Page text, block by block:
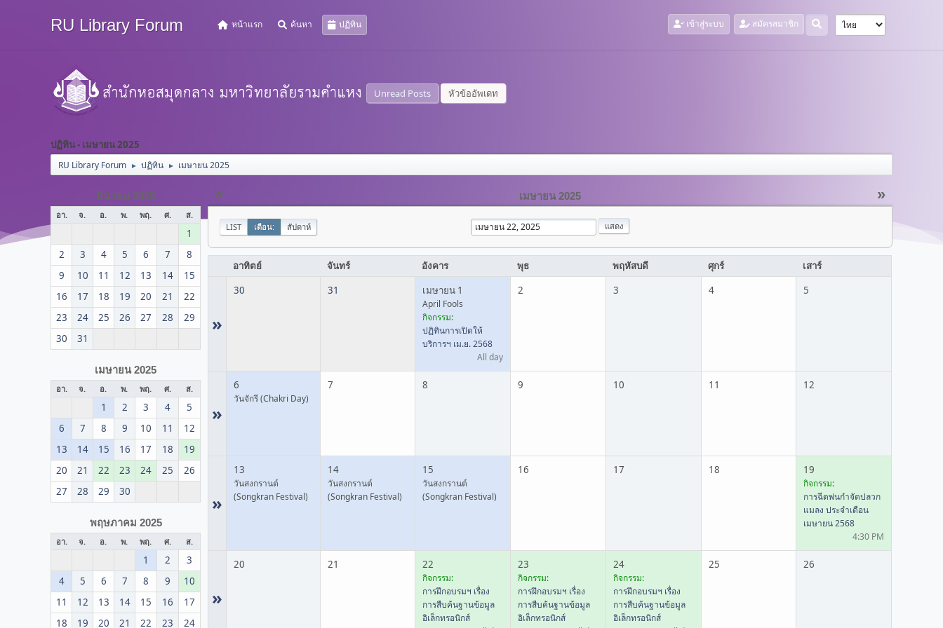
RU Library Forum หน้าแรก ค้นหา ปฏิทิน เข้าสู่ระบบ สมัครสมาชิก
Unread Posts หัวข้ออัพเดท
ปฏิทิน - เมษายน 2025
RU Library Forum ► ปฏิทิน ► เมษายน 2025
มีนาคม 2025
อา. จ. อ. พ. พฤ. ศ. ส.
1
2
3 4 5 6 7
8
9
10 11 12 13 14
15
16
17 18 19 20 21
22
23
24 25 26 27 28
29
30
31
เมษายน 2025
อา. จ. อ. พ. พฤ. ศ. ส.
1 2 3 4
5
6
7 8 9 10 11
12
13
14 15 16 17 18
19
20
21 22 23 24 25
26
27
28 29 30
พฤษภาคม 2025
อา. จ. อ. พ. พฤ. ศ. ส.
1 2
3
4
5 6 7 8 9
10
11
12 13 14 15 16
17
18
19 20 21 22 23 24
« »
เมษายน 2025
LIST เดือน: สัปดาห์
อาทิตย์ จันทร์ อังคาร พุธ พฤหัสบดี ศุกร์ เสาร์
»
30 31 เมษายน 1
April Fools
กิจกรรม:
ปฏิทินการเปิดให้
บริการฯ เม.ย. 2568
All day
2 3 4 5
»
6
วันจักรี (Chakri Day)
7 8 9 10 11 12
»
13
วันสงกรานต์
(Songkran Festival)
14
วันสงกรานต์
(Songkran Festival)
15
วันสงกรานต์
(Songkran Festival)
16 17 18 19
กิจกรรม:
การฉีดพ่นกำจัดปลวก
แมลง ประจำเดือน
เมษายน 2568
4:30 PM
»
20 21 22
กิจกรรม:
การฝึกอบรมฯ เรื่อง
การสืบค้นฐานข้อมูล
อิเล็กทรอนิกส์
23
กิจกรรม:
การฝึกอบรมฯ เรื่อง
การสืบค้นฐานข้อมูล
อิเล็กทรอนิกส์
24
กิจกรรม:
การฝึกอบรมฯ เรื่อง
การสืบค้นฐานข้อมูล
อิเล็กทรอนิกส์
25 26